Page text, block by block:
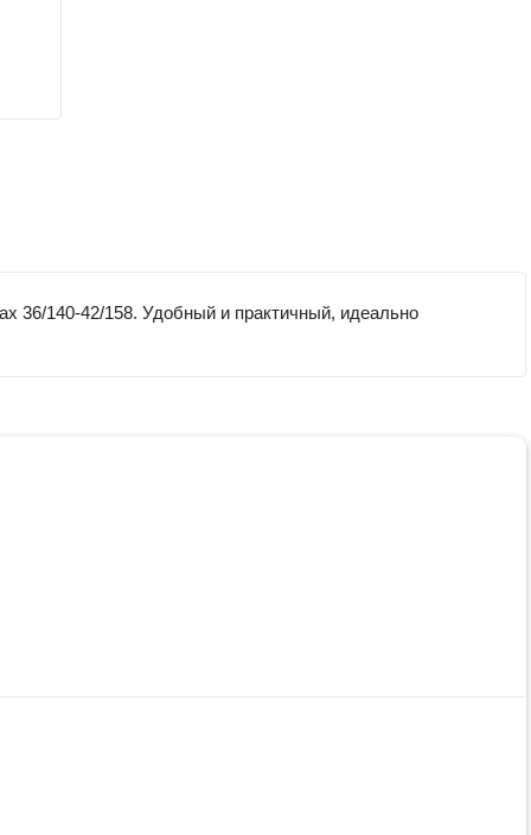
36/140-42/158. Удобный и практичный, идеально